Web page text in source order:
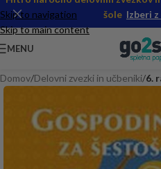
Skip to navigation
Skip to main content
šole Izberi
MENU
Domov Delovni zvezki in učbeniki 6.